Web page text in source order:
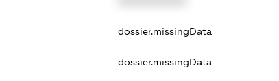
dossier.missingData
dossier.missingData